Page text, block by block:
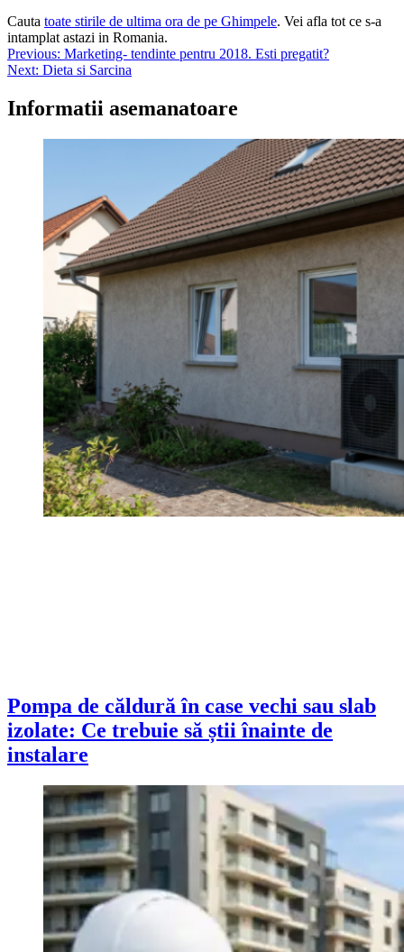
Cauta toate stirile de ultima ora de pe Ghimpele. Vei afla tot ce s-a
intamplat astazi in Romania.
Navigare
în
articole
Previous: Marketing- tendinte pentru 2018. Esti pregatit?
Next: Dieta si Sarcina
Informatii asemanatoare
Pompa de căldură în case vechi sau slab
izolate: Ce trebuie să știi înainte de
instalare